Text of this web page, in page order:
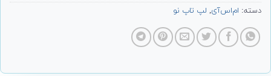
دسته: ام‌اس‌آی, لپ تاپ نو